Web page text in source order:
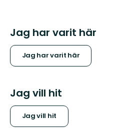
Jag har varit här
Jag har varit här
Jag vill hit
Jag vill hit